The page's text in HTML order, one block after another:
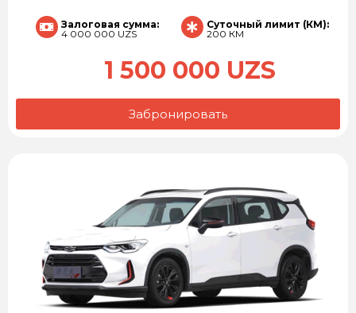
Залоговая сумма:
4 000 000 UZS
Суточный лимит (КМ):
200 КМ
1 500 000 UZS
Забронировать